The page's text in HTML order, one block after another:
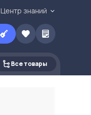
Центр знаний
Все товары